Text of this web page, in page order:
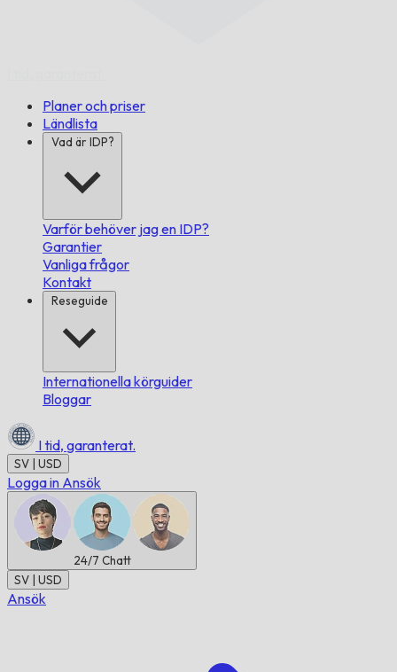
Planer och priser
Ländlista
Vad är IDP?
Varför behöver jag en IDP?
Garantier
Vanliga frågor
Kontakt
Reseguide
Internationella körguider
Bloggar
I tid, garanterat.
SV | USD
Logga in Ansök
24/7 Chatt
SV | USD
Ansök